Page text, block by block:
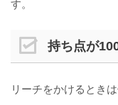
す。
持ち点が
リーチをかけるとき